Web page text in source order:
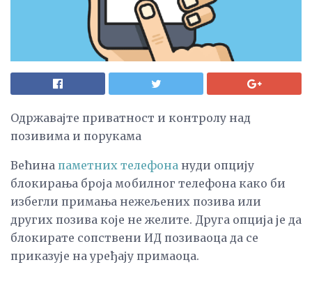
Одржавајте приватност и контролу над
позивима и порукама
Већина паметних телефона нуди опцију
блокирања броја мобилног телефона како би
избегли примања нежељених позива или
других позива које не желите. Друга опција је да
блокирате сопствени ИД позиваоца да се
приказује на уређају примаоца.